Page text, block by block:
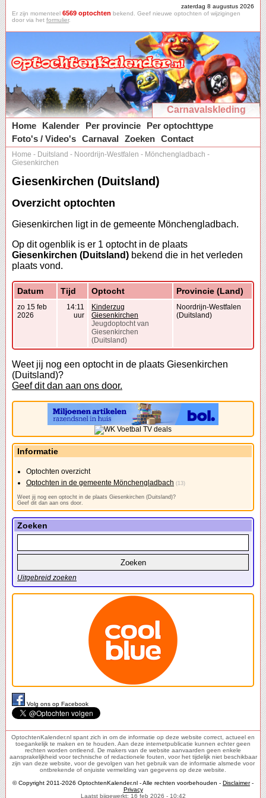
zaterdag 8 augustus 2026
Er zijn momenteel 6569 optochten bekend. Geef nieuwe optochten of wijzigingen
door via het formulier.
Carnavalskleding
Home
Kalender Per provincie
Per optochttype
Foto's / Video's Carnaval Zoeken Contact
Home - Duitsland - Noordrijn-Westfalen - Mönchengladbach -
Giesenkirchen
Giesenkirchen (Duitsland)
Overzicht optochten
Giesenkirchen ligt in de gemeente Mönchengladbach.
Op dit ogenblik is er 1 optocht in de plaats
Giesenkirchen (Duitsland) bekend die in het verleden
plaats vond.
Datum Tijd Optocht Provincie (Land)
zo 15 feb
2026
14:11
uur
Kinderzug
Giesenkirchen
Jeugdoptocht van
Giesenkirchen
(Duitsland)
Noordrijn-Westfalen
(Duitsland)
Weet jij nog een optocht in de plaats Giesenkirchen
(Duitsland)?
Geef dit dan aan ons door.
Informatie
Optochten overzicht
Optochten in de gemeente Mönchengladbach (13)
Weet jij nog een optocht in de plaats Giesenkirchen (Duitsland)?
Geef dit dan aan ons door.
Zoeken
Uitgebreid zoeken
Volg ons op Facebook
OptochtenKalender.nl spant zich in om de informatie op deze website correct, actueel en
toegankelijk te maken en te houden. Aan deze internetpublicatie kunnen echter geen
rechten worden ontleend. De makers van de website aanvaarden geen enkele
aansprakelijkheid voor technische of redactionele fouten, voor het tijdelijk niet beschikbaar
zijn van deze website, voor de gevolgen van het gebruik van de informatie alsmede voor
ontbrekende of onjuiste vermelding van gegevens op deze website.
© Copyright 2011-2026 OptochtenKalender.nl - Alle rechten voorbehouden - Disclaimer-
Privacy
Laatst bijgewerkt: 16 feb 2026 - 10:42